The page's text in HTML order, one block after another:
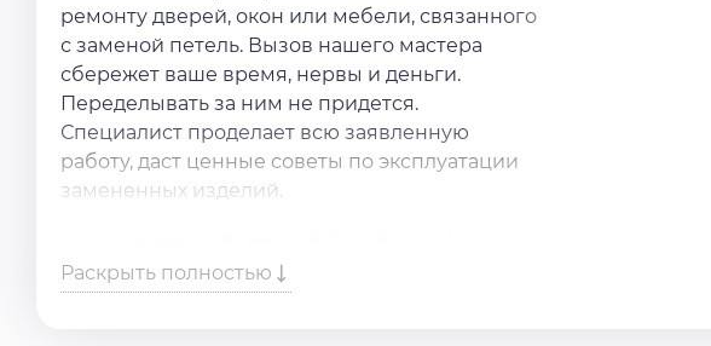
ремонту дверей, окон или мебели, связанного
с заменой петель. Вызов нашего мастера
сбережет ваше время, нервы и деньги.
Переделывать за ним не придется.
Специалист проделает всю заявленную
работу, даст ценные советы по эксплуатации
замененных изделий.
заявку в форме или позвоните по телефону,
обязательно поможем.
Раскрыть полностью